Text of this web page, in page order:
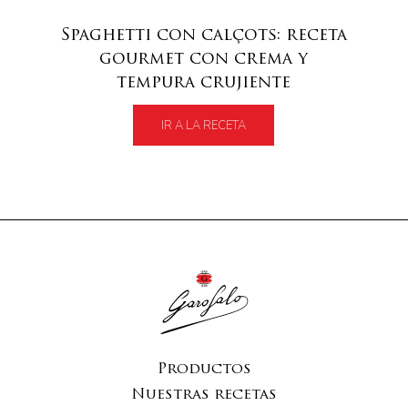
Spaghetti con calçots: receta
gourmet con crema y
tempura crujiente
IR A LA RECETA
Productos
Nuestras recetas